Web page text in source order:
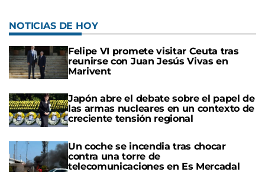
NOTICIAS DE HOY
Felipe VI promete visitar Ceuta tras
reunirse con Juan Jesús Vivas en
Marivent
Japón abre el debate sobre el papel de
las armas nucleares en un contexto de
creciente tensión regional
Un coche se incendia tras chocar
contra una torre de
telecomunicaciones en Es Mercadal